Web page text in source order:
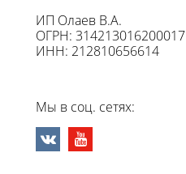
ИП Олаев В.А.
ОГРН: 314213016200017
ИНН: 212810656614
Мы в соц. сетях: